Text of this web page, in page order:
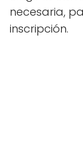
necesaria,
inscripción.